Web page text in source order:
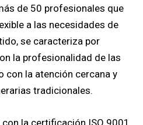
de 50 profesionales que
a las necesidades de
se caracteriza por
la profesionalidad de las
con la atención cercana y
tradicionales.